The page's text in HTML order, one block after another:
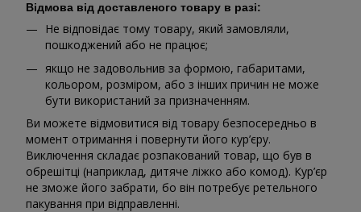
Відмова від доставленого товару в разі:
Не відповідає тому товару, який замовляли,
пошкоджений або не працює;
якщо не задовольнив за формою, габаритами,
кольором, розміром, або з інших причин не може
бути використаний за призначенням.
Ви можете відмовитися від товару безпосередньо в
момент отримання і повернути його кур’єру.
Виключення складає розпакований товар, що був в
обрешітці (наприклад, дитяче ліжко або комод). Кур’єр
не зможе його забрати, бо він потребує ретельного
пакування при відправленні.